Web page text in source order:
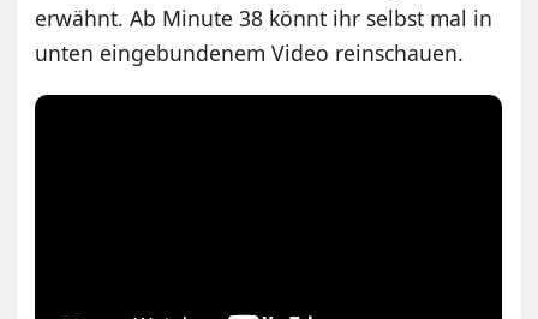
erwähnt. Ab Minute 38 könnt ihr selbst mal in
unten eingebundenem Video reinschauen.